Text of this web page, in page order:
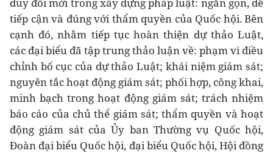
tiếp cận và đúng với thẩm quyền của Quốc hội. Bên
cạnh đó, nhằm tiếp tục hoàn thiện dự thảo Luật,
các đại biểu đã tập trung thảo luận về: phạm vi điều
chỉnh bố cục của dự thảo Luật; khái niệm giám sát;
nguyên tắc hoạt động giám sát; phối hợp, công khai,
minh bạch trong hoạt động giám sát; trách nhiệm
báo cáo của chủ thể giám sát; thẩm quyền và hoạt
động giám sát của Ủy ban Thường vụ Quốc hội,
Đoàn đại biểu Quốc hội, đại biểu Quốc hội, Hội đồng